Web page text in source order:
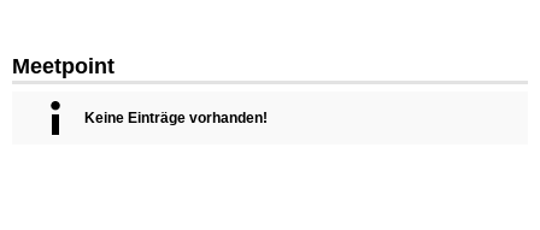
Meetpoint
Keine Einträge vorhanden!